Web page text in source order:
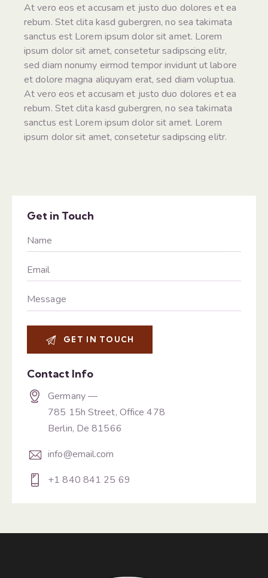
At vero eos et accusam et justo duo dolores et ea
rebum. Stet clita kasd gubergren, no sea takimata
sanctus est Lorem ipsum dolor sit amet. Lorem
ipsum dolor sit amet, consetetur sadipscing elitr,
sed diam nonumy eirmod tempor invidunt ut labore
et dolore magna aliquyam erat, sed diam voluptua.
At vero eos et accusam et justo duo dolores et ea
rebum. Stet clita kasd gubergren, no sea takimata
sanctus est Lorem ipsum dolor sit amet. Lorem
ipsum dolor sit amet, consetetur sadipscing elitr.
Get in Touch
Contact Info
Germany —
785 15h Street, Office 478
Berlin, De 81566
info@email.com
+1 840 841 25 69